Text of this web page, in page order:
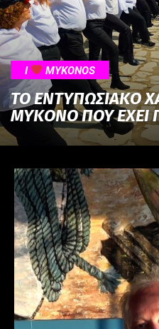
I MYKONOS
ΤΟ ΕΝΤΥΠΩΣΙΑΚΟ
ΜΥΚΟΝΟ ΠΟΥ ΕΧΕΙ